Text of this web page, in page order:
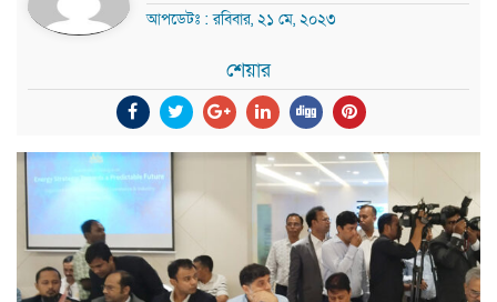
আপডেটঃ : রবিবার, ২১ মে, ২০২৩
শেয়ার